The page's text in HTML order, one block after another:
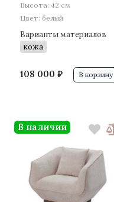
Высота: 42 см
Цвет: белый
Варианты материалов
кожа
108 000 ₽ В корзину
В наличии